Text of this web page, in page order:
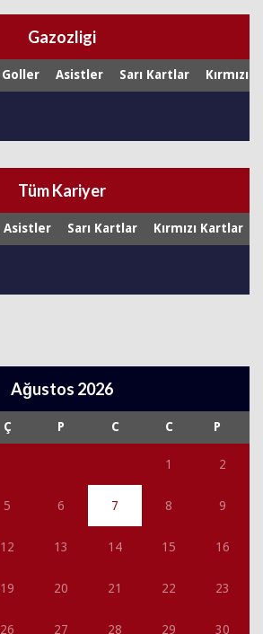
Gazozligi
Goller Asistler Sarı Kartlar Kırmızı
Tüm Kariyer
Asistler Sarı Kartlar Kırmızı Kartlar
Ağustos 2026
Ç P C C P
1 2
5 6 7 8 9
12 13 14 15 16
19 20 21 22 23
26 27 28 29 30